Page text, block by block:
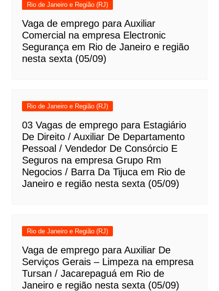
Rio de Janeiro e Região (RJ)
Vaga de emprego para Auxiliar
Comercial na empresa Electronic
Segurança em Rio de Janeiro e região
nesta sexta (05/09)
Rio de Janeiro e Região (RJ)
03 Vagas de emprego para Estagiário
De Direito / Auxiliar De Departamento
Pessoal / Vendedor De Consórcio E
Seguros na empresa Grupo Rm
Negocios / Barra Da Tijuca em Rio de
Janeiro e região nesta sexta (05/09)
Rio de Janeiro e Região (RJ)
Vaga de emprego para Auxiliar De
Serviços Gerais – Limpeza na empresa
Tursan / Jacarepaguá em Rio de
Janeiro e região nesta sexta (05/09)